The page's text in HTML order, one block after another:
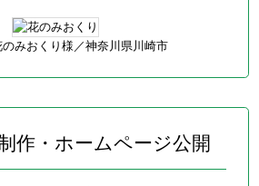
みおくり様／神奈川県川崎市
作・ホームページ公開